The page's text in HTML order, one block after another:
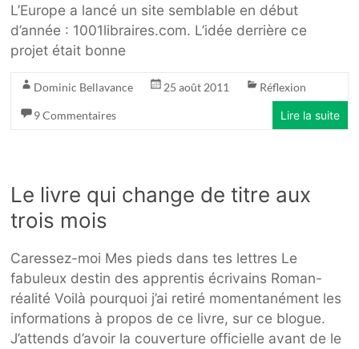
L’Europe a lancé un site semblable en début
d’année : 1001libraires.com. L’idée derrière ce
projet était bonne
Dominic Bellavance 25 août 2011 Réflexion
9 Commentaires Lire la suite
Le livre qui change de titre aux
trois mois
Caressez-moi Mes pieds dans tes lettres Le
fabuleux destin des apprentis écrivains Roman-
réalité Voilà pourquoi j’ai retiré momentanément les
informations à propos de ce livre, sur ce blogue.
J’attends d’avoir la couverture officielle avant de le